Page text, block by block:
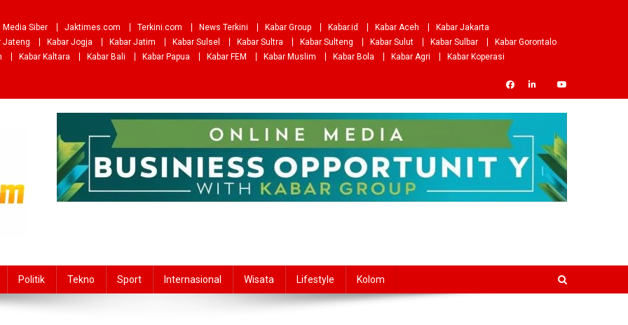
Media Siber Jaktimes.com Terkini.com News Terkini Kabar Group Kabar.id Kabar Aceh
Kabar Jakarta
Jateng Kabar Jogja Kabar Jatim Kabar Sulsel Kabar Sultra Kabar Sulteng Kabar Sulut Kabar Sulbar
Kabar Gorontalo
Kabar Kaltara Kabar Bali Kabar Papua Kabar FEM Kabar Muslim Kabar Bola Kabar Agri
Kabar Koperasi
Politik Tekno Sport Internasional Wisata Lifestyle Kolom